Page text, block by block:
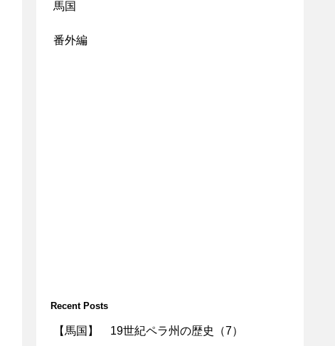
馬国
番外編
Recent Posts
【馬国】 19世紀ペラ州の歴史（7）